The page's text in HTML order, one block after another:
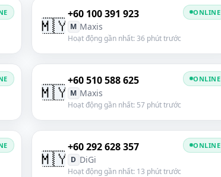
🇲🇾
+60 100 391 923
M Maxis
Hoạt động gần nhất: 36 phút trước
ONLINE
🇲🇾
+60 510 588 625
M Maxis
Hoạt động gần nhất: 57 phút trước
ONLINE
🇲🇾
+60 292 628 357
D DiGi
Hoạt động gần nhất: 13 phút trước
ONLINE